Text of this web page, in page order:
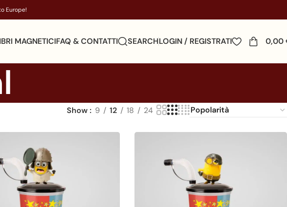
Europe!
MAGNETICIFAQ & CONTATTI SEARCHLOGIN / REGISTRATI 0,00
Show 9 12 18 24